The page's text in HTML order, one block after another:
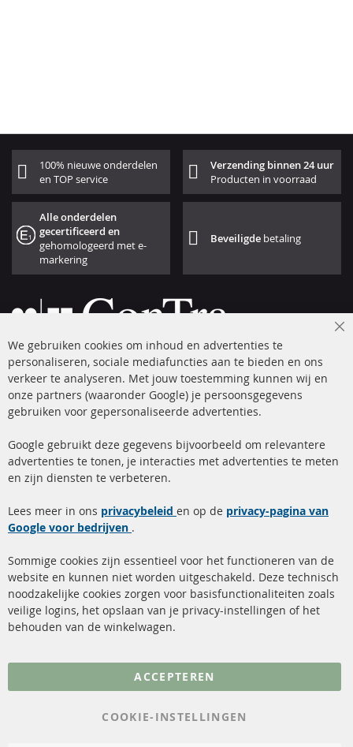
100% nieuwe onderdelen
en TOP service
Verzending binnen 24 uur
Producten in voorraad
Alle onderdelen
gecertificeerd en
gehomologeerd met e-
markering
Beveiligde betaling
+49 (0) 4533 799 00 0
ma-do: 09-17 u, vr Fr 09-16 u
info@contra-automotive.de
facebook
instagram
Snelle links
Roetfilter reiniging
Katalysator (KAT)
sensoren
FAQ
Kundenservice
Verzendingskosten
Contact
Annuleer contract
Gegevensbescherming
We gebruiken cookies om inhoud en advertenties te
personaliseren, sociale mediafuncties aan te bieden en ons
verkeer te analyseren. Met jouw toestemming kunnen wij en
onze partners (waaronder Google) je persoonsgegevens
gebruiken voor gepersonaliseerde advertenties.
Google gebruikt deze gegevens bijvoorbeeld om relevantere
advertenties te tonen, je interacties met advertenties te meten
en zijn diensten te verbeteren.
Lees meer in ons privacybeleid en op de privacy-pagina van
Google voor bedrijven .
Sommige cookies zijn essentieel voor het functioneren van de
website en kunnen niet worden uitgeschakeld. Deze technisch
noodzakelijke cookies zorgen voor basisfunctionaliteiten zoals
veilige logins, het opslaan van je privacy-instellingen of het
behouden van de winkelwagen.
ACCEPTEREN
COOKIE-INSTELLINGEN